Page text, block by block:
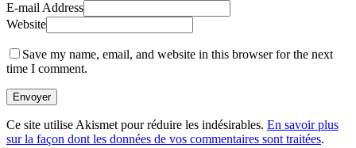
E-mail Address
Website
Save my name, email, and website in this browser for the next
time I comment.
Envoyer
Ce site utilise Akismet pour réduire les indésirables. En savoir plus
sur la façon dont les données de vos commentaires sont traitées.